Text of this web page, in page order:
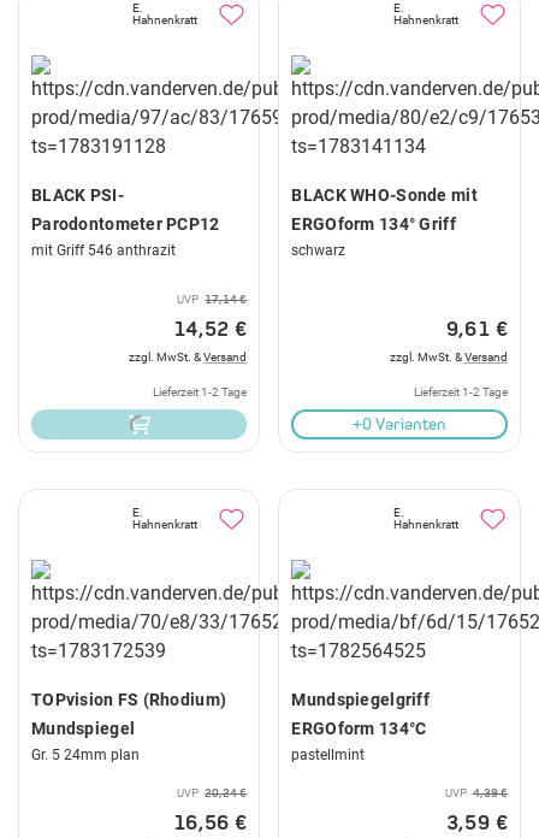
E.
Hahnenkratt
BLACK PSI-
Parodontometer PCP12
mit Griff 546 anthrazit
UVP 17,14 €
14,52 €
zzgl. MwSt. &Versand
Lieferzeit 1-2 Tage
E.
Hahnenkratt
BLACK WHO-Sonde mit
ERGOform 134° Griff
schwarz
9,61 €
zzgl. MwSt. &Versand
Lieferzeit 1-2 Tage
+0 Varianten
E.
Hahnenkratt
TOPvision FS (Rhodium)
Mundspiegel
Gr. 5 24mm plan
UVP 20,24 €
16,56 €
E.
Hahnenkratt
Mundspiegelgriff
ERGOform 134°C
pastellmint
UVP 4,39 €
3,59 €